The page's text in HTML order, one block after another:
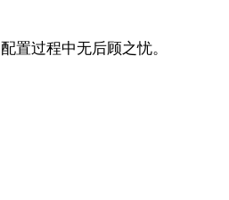
置过程中无后顾之忧。